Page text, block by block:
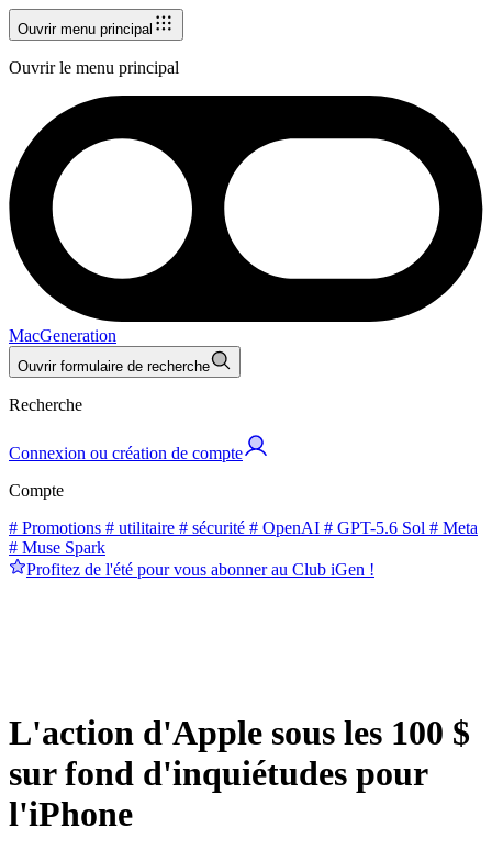
Ouvrir menu principal
Ouvrir le menu principal
MacGeneration
Ouvrir formulaire de recherche
Recherche
Connexion ou création de compte
Compte
# Promotions # utilitaire # sécurité # OpenAI # GPT-5.6 Sol # Meta
# Muse Spark
Profitez de l'été pour vous abonner au Club iGen !
L'action d'Apple sous les 100 $
sur fond d'inquiétudes pour
l'iPhone